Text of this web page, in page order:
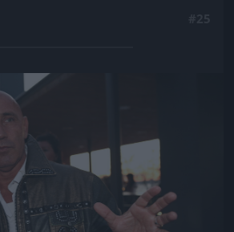
Jön még kép!